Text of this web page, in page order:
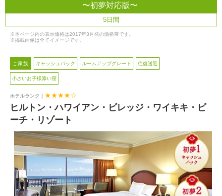
〜初夢対応版〜
5日間
※本ページ内の表示価格は2017年3月発の価格帯です。
※掲載画像は全てイメージです。
ご家族 キャッシュバック ルームアップグレード 往復送迎
小さいお子様添い寝
ホテルランク｜ ★★★★☆
ヒルトン・ハワイアン・ビレッジ・ワイキキ・ビ
ーチ・リゾート